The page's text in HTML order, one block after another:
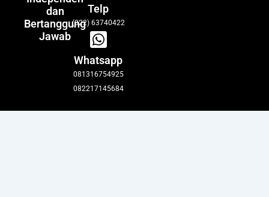
dan
Bertanggung
Jawab
Telp
(022) 63740422
Whatsapp
081316754925
082217145684